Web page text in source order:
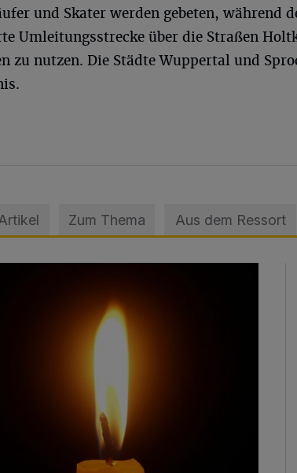
und Skater werden gebeten, während
Umleitungsstrecke über die Straßen
zu nutzen. Die Städte Wuppertal und
Zum Thema Aus dem Ressort